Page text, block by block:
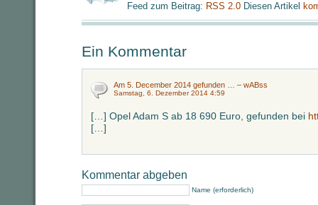
Feed zum Beitrag: RSS 2.0 Diesen Artikel
Ein Kommentar
Am 5. December 2014 gefunden … – wABss
Samstag, 6. Dezember 2014 4:59
[…] Opel Adam S ab 18 690 Euro, gefunden bei
[…]
Kommentar abgeben
Name (erforderlich)